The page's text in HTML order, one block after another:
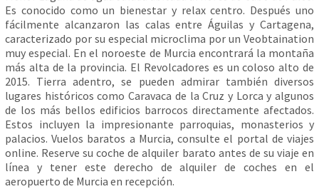
Es conocido como un bienestar y relax centro. Después uno
fácilmente alcanzaron las calas entre Águilas y Cartagena,
caracterizado por su especial microclima por un Veobtaination
muy especial. En el noroeste de Murcia encontrará la montaña
más alta de la provincia. El Revolcadores es un coloso alto de
2015. Tierra adentro, se pueden admirar también diversos
lugares históricos como Caravaca de la Cruz y Lorca y algunos
de los más bellos edificios barrocos directamente afectados.
Estos incluyen la impresionante parroquias, monasterios y
palacios. Vuelos baratos a Murcia, consulte el portal de viajes
online. Reserve su coche de alquiler barato antes de su viaje en
línea y tener este derecho de alquiler de coches en el
aeropuerto de Murcia en recepción.